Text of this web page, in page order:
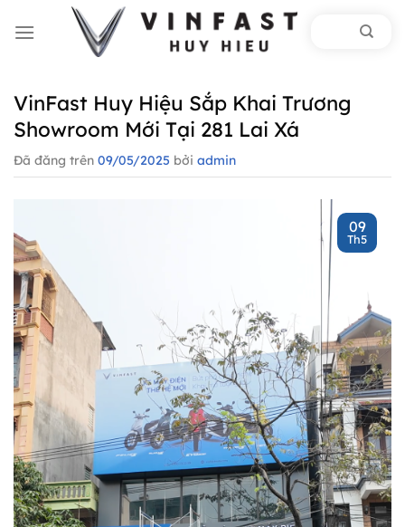
đến
VinFast Huy Hiệu Sắp Khai Trương
Showroom Mới Tại 281 Lai Xá
Đã đăng trên 09/05/2025 bởi admin
09
Th5